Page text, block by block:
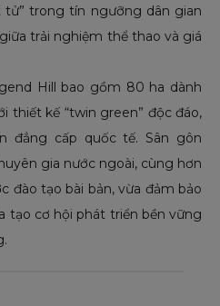
tử” trong tín ngưỡng dân gian
trải nghiệm thể thao và giá
Hill bao gồm 80 ha dành
thiết kế “twin green” độc đáo,
đẳng cấp quốc tế. Sân gôn
gia nước ngoài, cùng hơn
đào tạo bài bản, vừa đảm bảo
tạo cơ hội phát triển bền vững